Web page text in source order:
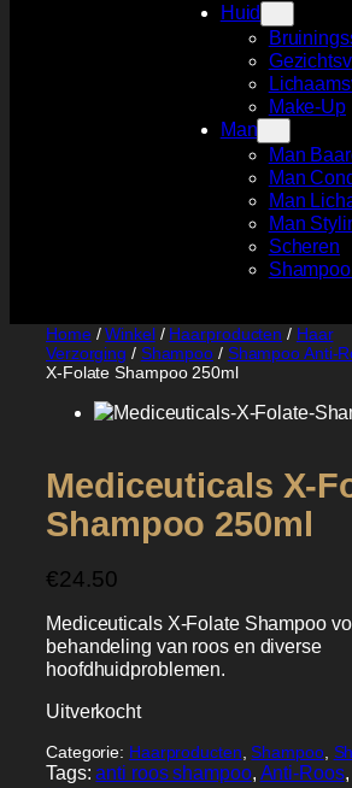
Huid
Make-Up
Man
Man
Man
Man
Man
Scheren
Home/Winkel/ Haarproducten / Haar
Verzorging / Shampoo / Shampoo Anti-
X-Folate Shampoo 250ml
Mediceuticals X-
Shampoo 250ml
€24.50
Mediceuticals X-Folate Shampoo
behandeling van roos en diverse
hoofdhuidproblemen.
Uitverkocht
Categorie: Haarproducten, Shampoo,
Tags:anti roos shampoo, Anti-Roos,